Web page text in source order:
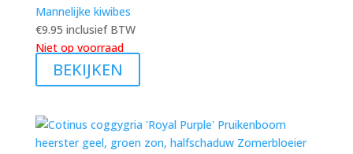
Mannelijke kiwibes
€9.95 inclusief BTW
Niet op voorraad
BEKIJKEN